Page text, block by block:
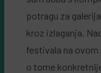
potragu za
kroz izlaganja.
festivala na ovom
o tome